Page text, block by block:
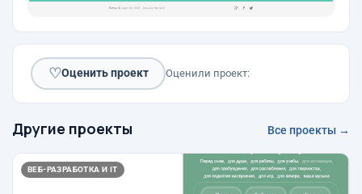
♡Оценить проект Оценили проект:
Другие проекты Все проекты →
ВЕБ-РАЗРАБОТКА И IT